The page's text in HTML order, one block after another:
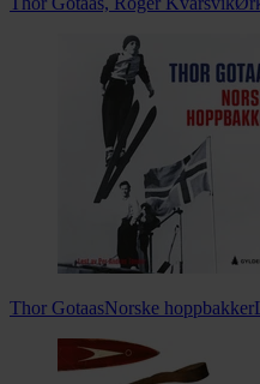
Thor GotaasNorske hoppbakker